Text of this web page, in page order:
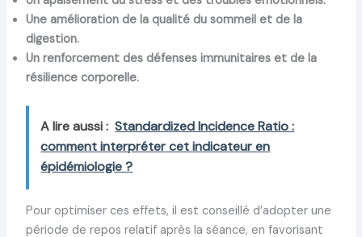
Une amélioration de la qualité du sommeil et de la
digestion.
Un renforcement des défenses immunitaires et de la
résilience corporelle.
A lire aussi : Standardized Incidence Ratio :
comment interpréter cet indicateur en
épidémiologie ?
Pour optimiser ces effets, il est conseillé d’adopter une
période de repos relatif après la séance, en favorisant